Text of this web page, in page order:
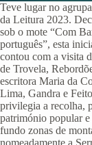
Teve lugar no
da Leitura 2023.
sob o mote “Com
português”, esta
contou com a visita
de Trovela,
escritora Maria da
Lima, Gandra e
privilegia a recolha,
património popular
fundo zonas de
nomeadamente a